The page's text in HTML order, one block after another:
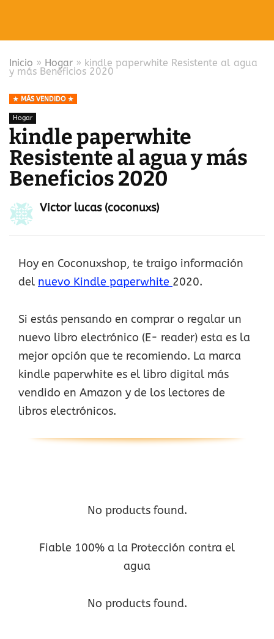
Inicio » Hogar » kindle paperwhite Resistente al agua
y más Beneficios 2020
MÁS VENDIDO
Hogar
kindle paperwhite
Resistente al agua y más
Beneficios 2020
Victor lucas (coconuxs)
Hoy en Coconuxshop, te traigo información
del nuevo Kindle paperwhite 2020.
Si estás pensando en comprar o regalar un
nuevo libro electrónico (E- reader) esta es la
mejor opción que te recomiendo. La marca
kindle paperwhite es el libro digital más
vendido en Amazon y de los lectores de
libros electrónicos.
No products found.
Fiable 100% a la Protección contra el
agua
No products found.